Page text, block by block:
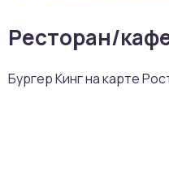
Ресторан/
Бургер Кинг на карте